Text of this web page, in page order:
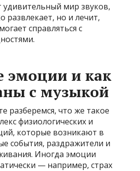
удивительный мир звуков,
развлекает, но и лечит,
справляться с
эмоции и как
с музыкой
разберемся, что же такое
физиологических и
которые возникают в
события, раздражители и
Иногда эмоции
— например, страх